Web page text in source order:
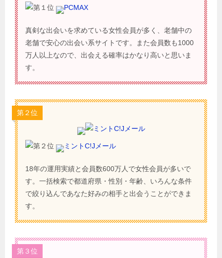
PCMAX
真剣な出会いを求めている女性会員が多く、老舗中の
老舗で安心の出会い系サイトです。また会員数も1000
万人以上なので、出会える確率はかなり高いと思いま
す。
第２位
ミントC!Jメール
18年の運用実績と会員数600万人で女性会員が多いで
す。一括検索で都道府県・性別・年齢、いろんな条件
で絞り込んであなた好みの相手と出会うことができま
す。
第３位